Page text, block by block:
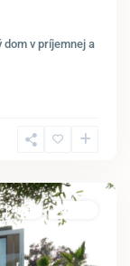
dom v príjemnej a
Predaj Luxusný